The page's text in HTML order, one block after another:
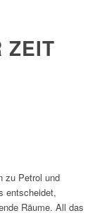
ZEIT
zu Petrol und
entscheidet,
Räume. All das